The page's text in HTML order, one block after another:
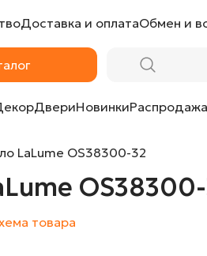
Доставка и оплатаОбмен и
ДвериНовинкиРаспродажа
LaLume OS38300-32
товара
32